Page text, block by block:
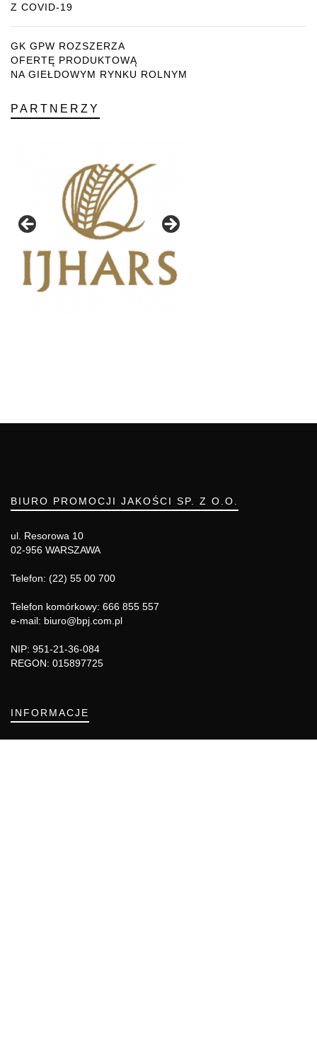
Z COVID-19
GK GPW ROZSZERZA
OFERTĘ PRODUKTOWĄ
NA GIEŁDOWYM RYNKU ROLNYM
PARTNERZY
BIURO PROMOCJI JAKOŚCI SP. Z O.O.
ul. Resorowa 10
02-956 WARSZAWA
Telefon: (22) 55 00 700
Telefon komórkowy: 666 855 557
e-mail: biuro@bpj.com.pl
NIP: 951-21-36-084
REGON: 015897725
INFORMACJE